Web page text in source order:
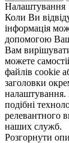
Налаштування
Коли Ви
інформація
допомогою
Вам
можете
файлів cookie
заголовки
налаштування.
подібні
релевантного
наших служб.
Розгорнути